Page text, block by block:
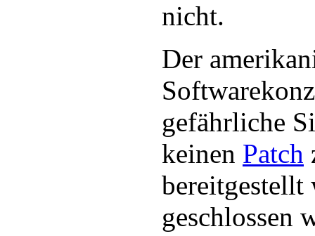
nicht.
Der
gefährliche
keinen Patch
bereitgestellt
geschlossen